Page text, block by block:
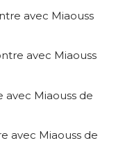
avec Miaouss
avec Miaouss
avec Miaouss de
avec Miaouss de